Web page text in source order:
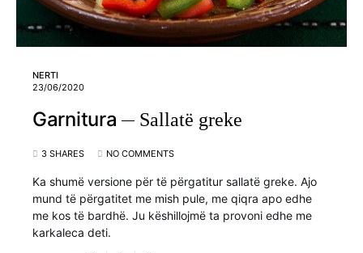
NERTI
23/06/2020
Garnitura Sallatë greke
3 SHARES NO COMMENTS
Ka shumë versione për të përgatitur sallatë greke. Ajo
mund të përgatitet me mish pule, me qiqra apo edhe
me kos të bardhë. Ju këshillojmë ta provoni edhe me
karkaleca deti.